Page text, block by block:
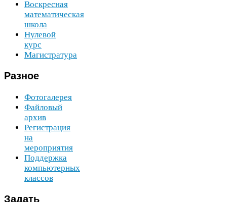
Воскресная
математическая
школа
Нулевой
курс
Магистратура
Разное
Фотогалерея
Файловый
архив
Регистрация
на
мероприятия
Поддержка
компьютерных
классов
Задать